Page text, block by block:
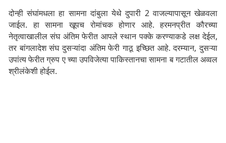
दोन्ही संघांमधला हा सामना दांबुला येथे दुपारी 2 वाजल्यापासून खेळवला
जाईल. हा सामना खूपच रोमांचक होणार आहे. हरमनप्रीत कौरच्या
नेतृत्वाखालील संघ अंतिम फेरीत आपले स्थान पक्के करण्याकडे लक्ष देईल,
तर बांगलादेश संघ दुसऱ्यांदा अंतिम फेरी गाठू इच्छित आहे. दरम्यान, दुसऱ्या
उपांत्य फेरीत ग्रुप ए च्या उपविजेत्या पाकिस्तानचा सामना ब गटातील अव्वल
श्रीलंकेशी होईल.